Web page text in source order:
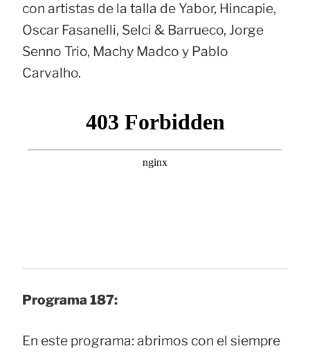
con artistas de la talla de Yabor, Hincapie,
Oscar Fasanelli, Selci & Barrueco, Jorge
Senno Trio, Machy Madco y Pablo
Carvalho.
Programa 187:
En este programa: abrimos con el siempre